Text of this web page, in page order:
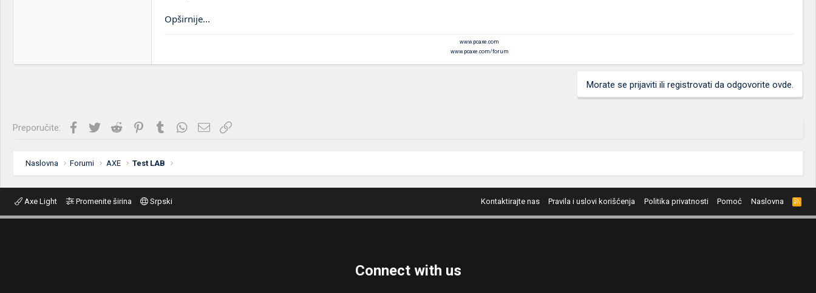
Opširnije...
www.pcaxe.com
www.pcaxe.com/forum
Morate se prijaviti ili registrovati da odgovorite ovde.
Preporučite: Facebook
Twitter Reddit PinterestTumblrWhatsApp
Imejl Link
Naslovna Forumi AXE Test LAB
Axe Light Promenite širina Srpski Kontaktirajte nas Pravila i uslovi korišćenja Politika privatnosti Pomoć Naslovna
R
S
S
Connect with us